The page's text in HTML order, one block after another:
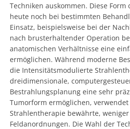
Techniken auskommen. Diese
heute noch bei bestimmten
Einsatz, beispielsweise bei der
nach brusterhaltender Operation
anatomischen Verhältnisse eine
ermöglichen. Während moderne
die Intensitätsmodulierte
dreidimensionale,
Bestrahlungsplanung eine sehr
Tumorform ermöglichen,
Strahlentherapie bewährte, weniger
Feldanordnungen. Die Wahl der